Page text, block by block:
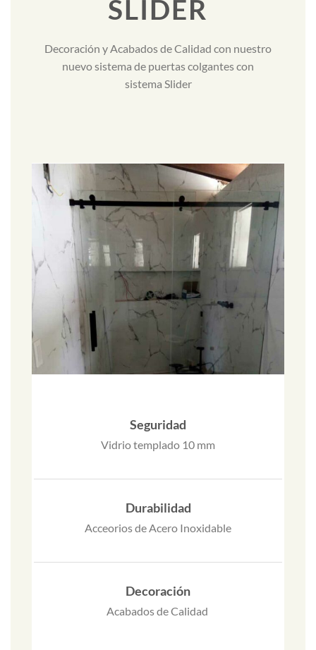
SLIDER
Decoración y Acabados de Calidad con nuestro
nuevo sistema de puertas colgantes con
sistema Slider
Seguridad
Vidrio templado 10 mm
Durabilidad
Acceorios de Acero Inoxidable
Decoración
Acabados de Calidad